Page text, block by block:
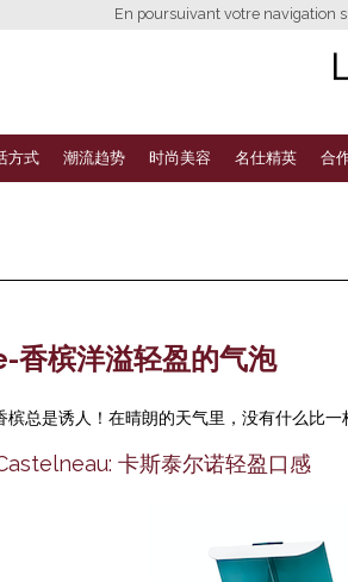
En poursuivant votre navigation
方式 潮流趋势 时尚美容 名仕精英 合
香槟洋溢轻盈的气泡
槟总是诱人！在晴朗的天气里，没有什么比一
卡斯泰尔诺轻盈口感